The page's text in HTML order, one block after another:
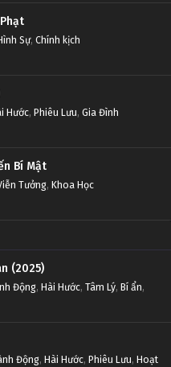
Sự, Chính kịch
Hước, Phiêu Lưu, Gia Đình
Bí Mật
Tưởng, Khoa Học
(2025)
Động, Hài Hước, Tâm Lý, Bí ẩn,
Động, Hài Hước, Phiêu Lưu, Hoạt